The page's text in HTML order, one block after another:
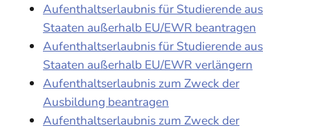
Aufenthaltserlaubnis für Studierende aus
Staaten außerhalb EU/EWR beantragen
Aufenthaltserlaubnis für Studierende aus
Staaten außerhalb EU/EWR verlängern
Aufenthaltserlaubnis zum Zweck der
Ausbildung beantragen
Aufenthaltserlaubnis zum Zweck der